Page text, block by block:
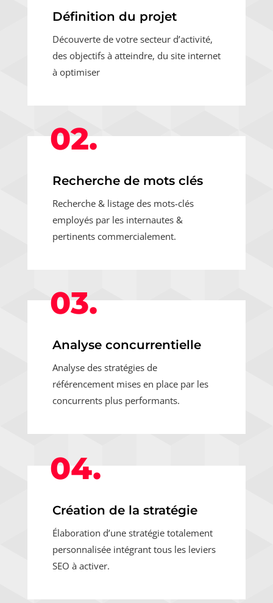
Définition du projet
Découverte de votre secteur d’activité,
des objectifs à atteindre, du site internet
à optimiser
02.
Recherche de mots clés
Recherche & listage des mots-clés
employés par les internautes &
pertinents commercialement.
03.
Analyse concurrentielle
Analyse des stratégies de
référencement mises en place par les
concurrents plus performants.
04.
Création de la stratégie
Élaboration d’une stratégie totalement
personnalisée intégrant tous les leviers
SEO à activer.